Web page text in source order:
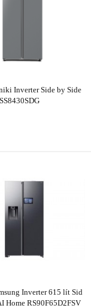
Inverter Side by Side
Inverter 615 lít Sid
Home RS90F65D2FSV